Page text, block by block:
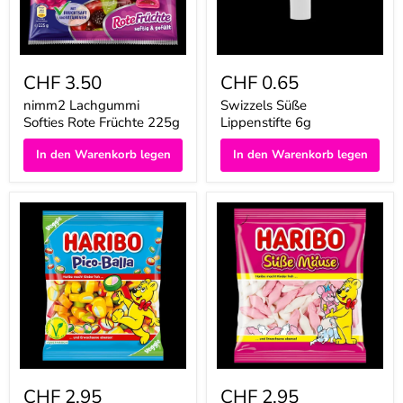
CHF 3.50
nimm2 Lachgummi
Softies Rote Früchte 225g
In den Warenkorb legen
CHF 0.65
Swizzels Süße
Lippenstifte 6g
In den Warenkorb legen
Haribo
Pico-
Balla
175g
CHF 2.95
Haribo
Süße
Mäuse
175g
CHF 2.95